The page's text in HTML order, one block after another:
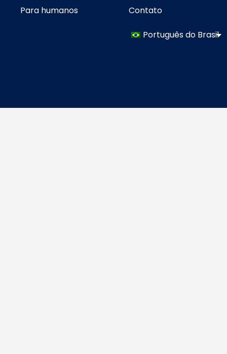
Para humanos Contato
Português do Brasil